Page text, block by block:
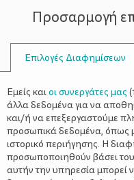
Προσαρμογή
Επιλογές Διαφημίσεων
Εμείς καιοι συνεργάτες μας (
άλλα δεδομένα για να
και/ή να επεξεργαστούμε
προσωπικά δεδομένα, όπως
ιστορικό περιήγησης. Η
προσωποποιηθούν βάσει
αυτήν την υπηρεσία μπορεί